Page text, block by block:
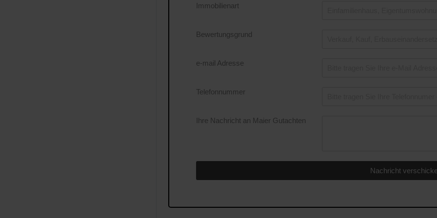
Immobilienart
Bewertungsgrund
e-mail Adresse
Telefonnummer
Ihre Nachricht an Maier Gutachten
Nachricht